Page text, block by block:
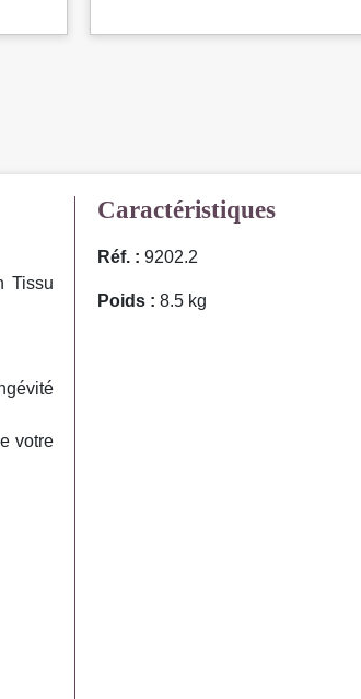
Tissu
votre
Caractéristiques
Réf. : 9202.2
Poids : 8.5 kg